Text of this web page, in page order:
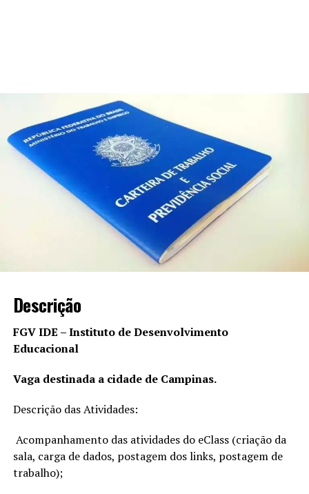
Descrição
FGV IDE – Instituto de Desenvolvimento
Educacional
Vaga destinada a cidade de Campinas.
Descrição das Atividades:
Acompanhamento das atividades do eClass (criação da
sala, carga de dados, postagem dos links, postagem de
trabalho);